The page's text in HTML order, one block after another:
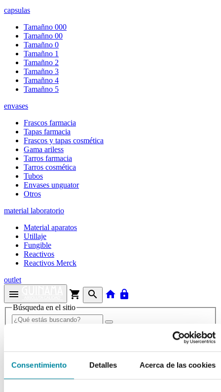
Consentimiento Detalles Acerca de las cookies
capsulas
Tamañno 000
Tamañno 00
Tamañno 0
Tamañno 1
Tamañno 2
Tamañno 3
Tamañno 4
Tamañno 5
envases
Frascos farmacia
Tapas farmacia
Frascos y tapas cosmética
Gama ariless
Tarros farmacia
Tarros cosmética
Tubos
Envases unguator
Otros
material laboratorio
Material aparatos
Utillaje
Fungible
Reactivos
Reactivos Merck
outlet
menu shopping_cart search home lock
Búsqueda en el sitio
Inicio >>
BICALUTAMIDA
arrow_backFicha de producto